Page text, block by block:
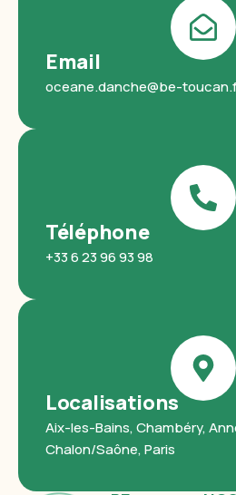
Email
oceane.danche@be-
Téléphone
+33 6 23 96 93 98
Localisations
Aix-les-Bains, Chambéry,
Chalon/Saône, Paris